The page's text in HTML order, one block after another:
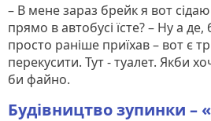
– В мене зараз брейк я вот
прямо в автобусі їсте? – Ну а
просто раніше приїхав – вот є
перекусити. Тут - туалет. Якби
би файно.
Будівництво зупинки –